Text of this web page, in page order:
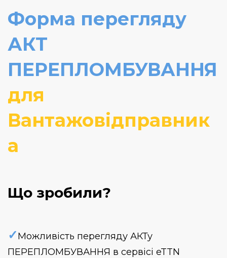
Форма перегляду
АКТ
ПЕРЕПЛОМБУВАННЯ
для
Вантажовідправник
а
Що зробили?
✓Можливість перегляду АКТу
ПЕРЕПЛОМБУВАННЯ в сервісі eTTN